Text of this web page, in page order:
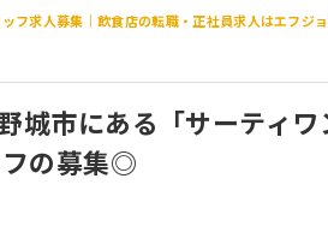
フ求人募集｜飲食店の転職・正社員求人はエフジ
城市にある「サーティ
の募集◎